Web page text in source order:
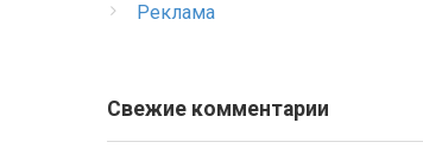
Реклама
Свежие комментарии